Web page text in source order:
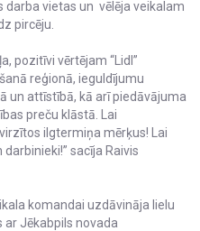
vietas un vēlēja veikalam
pircēju.
pozitīvi vērtējam “Lidl”
reģionā, ieguldījumu
un attīstībā, kā arī piedāvājuma
preču klāstā. Lai
ilgtermiņa mērķus! Lai
sacīja Raivis
komandai uzdāvināja lielu
Jēkabpils novada